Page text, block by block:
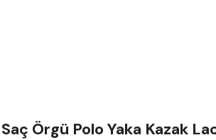
Saç Örgü Polo Yaka Kazak